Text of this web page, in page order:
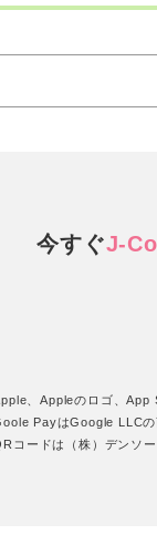
今すぐJ-
、Appleのロゴ、
PayはGoogle LLCの
コードは（株）デンソ